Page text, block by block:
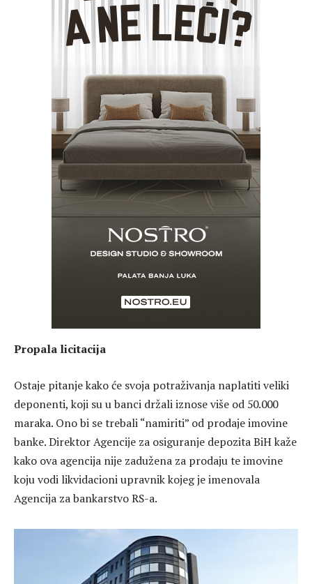
Propala licitacija
Ostaje pitanje kako će svoja potraživanja naplatiti veliki
deponenti, koji su u banci držali iznose više od 50.000
maraka. Ono bi se trebali “namiriti” od prodaje imovine
banke. Direktor Agencije za osiguranje depozita BiH kaže
kako ova agencija nije zadužena za prodaju te imovine
koju vodi likvidacioni upravnik kojeg je imenovala
Agencija za bankarstvo RS-a.